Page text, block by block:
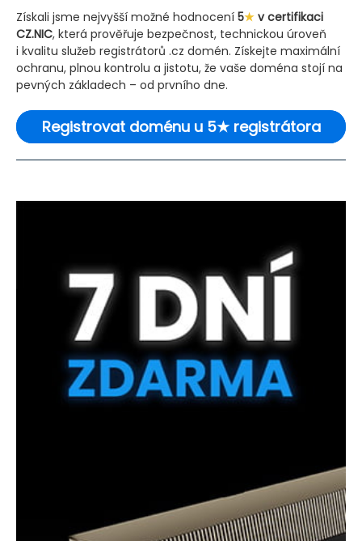
Získali jsme nejvyšší možné hodnocení 5★ v certifikaci
CZ.NIC, která prověřuje bezpečnost, technickou úroveň
i kvalitu služeb registrátorů .cz domén. Získejte maximální
ochranu, plnou kontrolu a jistotu, že vaše doména stojí na
pevných základech – od prvního dne.
Registrovat doménu u 5★ registrátora